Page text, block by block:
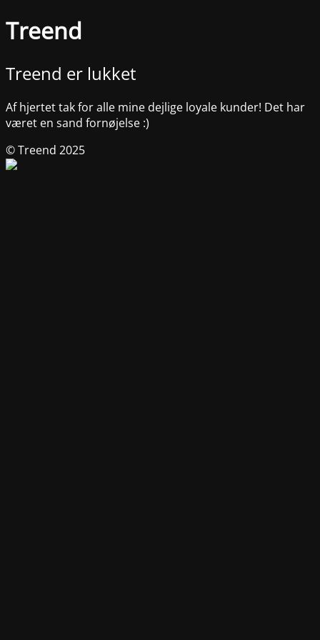
Treend
Treend er lukket
Af hjertet tak for alle mine dejlige loyale kunder! Det har
været en sand fornøjelse :)
© Treend 2025